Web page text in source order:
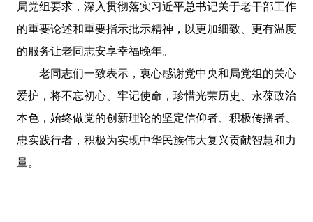
局党组要求，深入贯彻落实习近平总书记关于老干部工作
的重要论述和重要指示批示精神，以更加细致、更有温度
的服务让老同志安享幸福晚年。
老同志们一致表示，衷心感谢党中央和局党组的关心
爱护，将不忘初心、牢记使命，珍惜光荣历史、永葆政治
本色，始终做党的创新理论的坚定信仰者、积极传播者、
忠实践行者，积极为实现中华民族伟大复兴贡献智慧和力
量。